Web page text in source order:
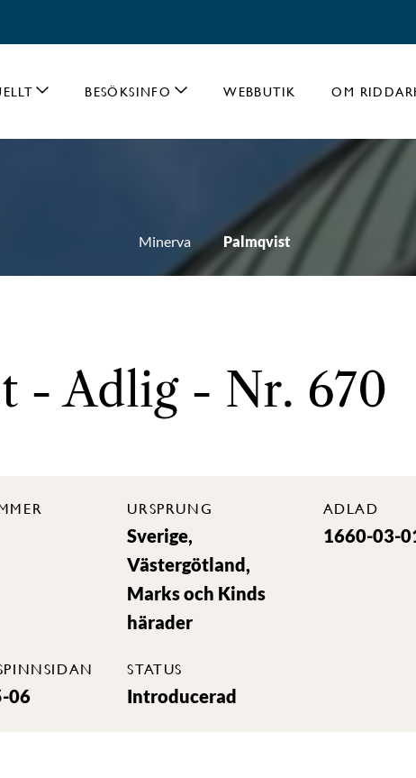
BESÖKSINFO WEBBUTIK OM
Minerva Palmqvist
- Adlig - Nr. 670
URSPRUNG
Sverige,
Västergötland,
Marks och Kinds
härader
ADLAD
1660-03-
06
STATUS
Introducerad